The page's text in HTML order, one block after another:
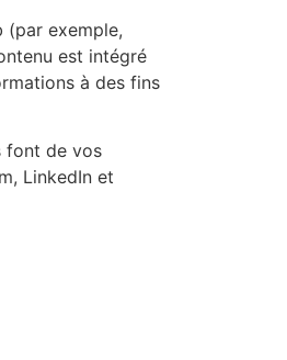
(par exemple,
est intégré
à des fins
font de vos
LinkedIn et